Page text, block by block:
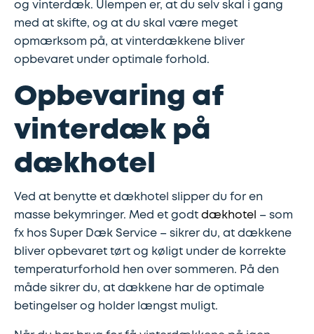
og vinterdæk. Ulempen er, at du selv skal i gang
med at skifte, og at du skal være meget
opmærksom på, at vinterdækkene bliver
opbevaret under optimale forhold.
Opbevaring af
vinterdæk på
dækhotel
Ved at benytte et dækhotel slipper du for en
masse bekymringer. Med et godt dækhotel – som
fx hos Super Dæk Service – sikrer du, at dækkene
bliver opbevaret tørt og køligt under de korrekte
temperaturforhold hen over sommeren. På den
måde sikrer du, at dækkene har de optimale
betingelser og holder længst muligt.